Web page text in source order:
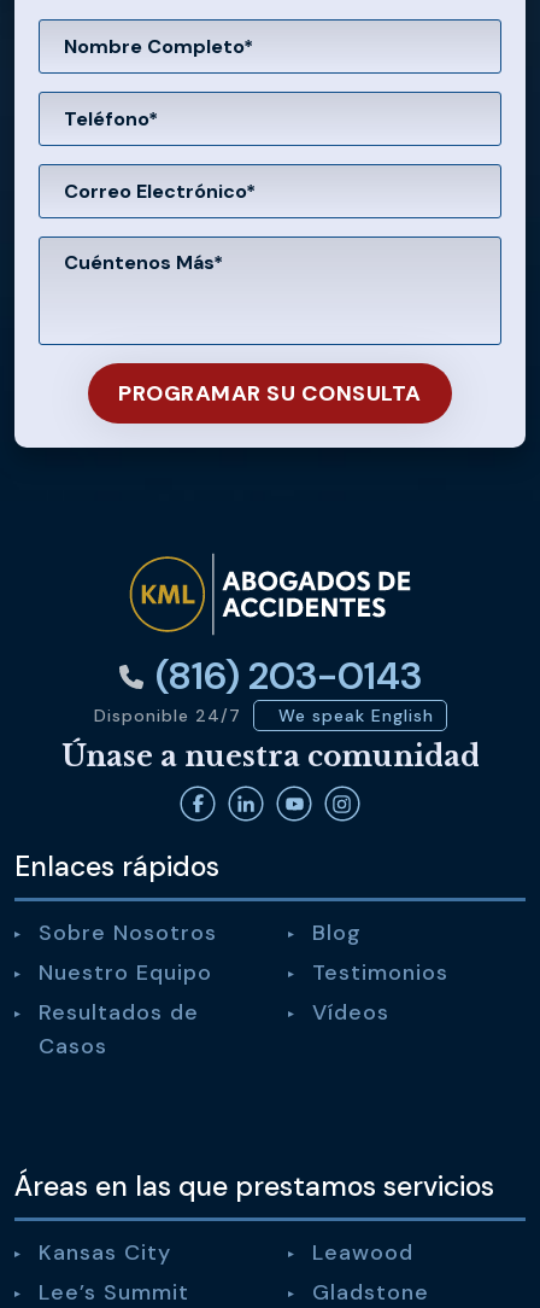
(816) 203-0143
Disponible 24/7 We speak English
Únase a nuestra comunidad
Enlaces rápidos
Sobre Nosotros
Nuestro Equipo
Resultados de
Casos
Blog
Testimonios
Vídeos
Áreas en las que prestamos servicios
Kansas City
Lee’s Summit
Leawood
Gladstone